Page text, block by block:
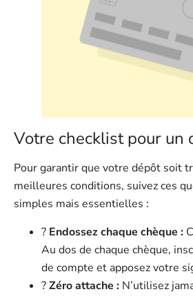
Votre checklist pour un
Pour garantir que votre dépôt soit
meilleures conditions, suivez ces
simples mais essentielles :
? Endossez chaque chèque :
Au dos de chaque chèque,
de compte et apposez votre
?Zéro attache : N’utilisez